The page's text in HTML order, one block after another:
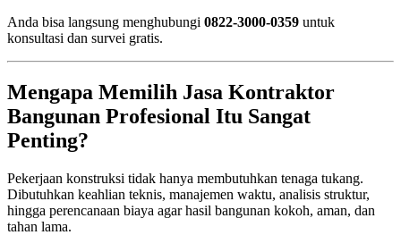
Anda bisa langsung menghubungi 0822-3000-0359 untuk
konsultasi dan survei gratis.
Mengapa Memilih Jasa Kontraktor
Bangunan Profesional Itu Sangat
Penting?
Pekerjaan konstruksi tidak hanya membutuhkan tenaga tukang.
Dibutuhkan keahlian teknis, manajemen waktu, analisis struktur,
hingga perencanaan biaya agar hasil bangunan kokoh, aman, dan
tahan lama.